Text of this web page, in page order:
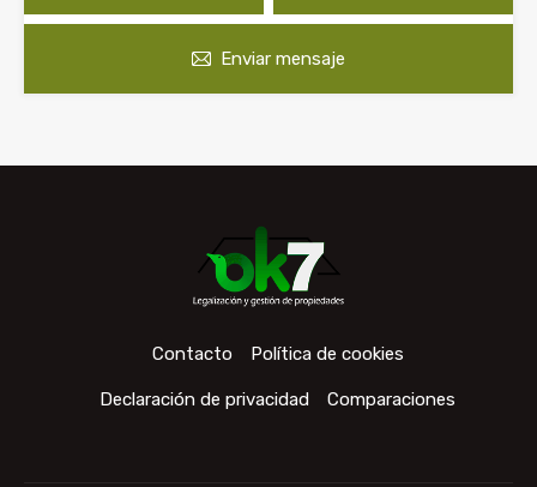
Enviar mensaje
Contacto Política de cookies
Declaración de privacidad Comparaciones